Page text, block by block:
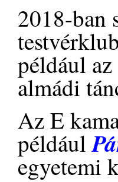
2018-ban
például
almádi
Az E
például
egyetemi